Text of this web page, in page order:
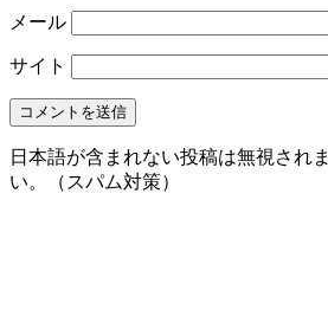
メール
サイト
日本語が含まれない投稿は無視され
い。（スパム対策）